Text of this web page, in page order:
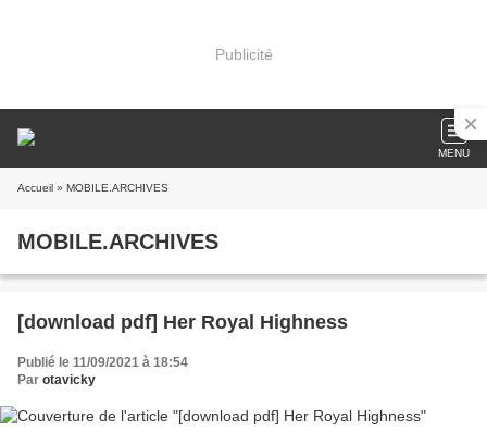
Publicité
MENU
Accueil » MOBILE.ARCHIVES
MOBILE.ARCHIVES
[download pdf] Her Royal Highness
Publié le 11/09/2021 à 18:54
Par otavicky